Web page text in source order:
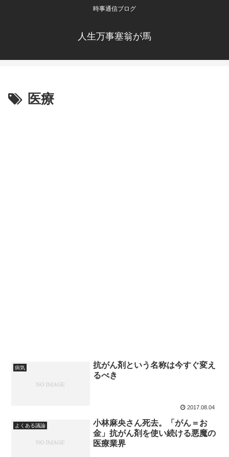
時事通信ブログ
人生万事塞翁が馬
医療
病気
抗がん剤という名称は今すぐ変え
るべき
2017.08.04
よくある議論
小林麻央さん死去。「がん＝お
金」抗がん剤を使い続ける悪魔の
医療業界